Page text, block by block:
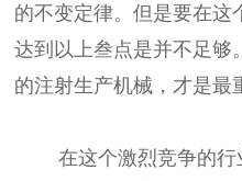
的不变定律。但是要在这
达到以上叁点是并不足够
的注射生产机械，才是最
在这个激烈竞争的行